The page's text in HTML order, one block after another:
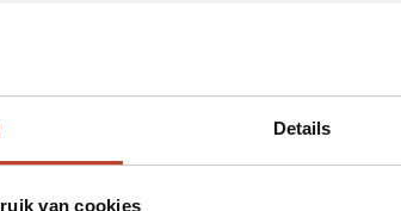
Details
van cookies